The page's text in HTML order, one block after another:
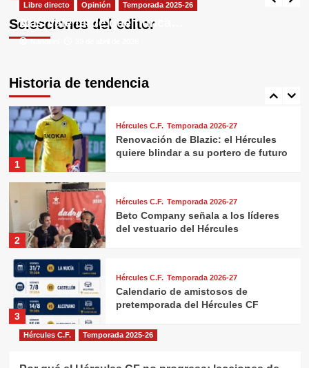
Selecciones del editor
Libre directo Opinión Temporada 2025-26
Más Vale tarde que nunca…
Nandinni
Libre directo Opinión Temporada 2025-26
A
Nandinni
Historia de tendencia
4
vistos por satélite
5
más activo en años
1
Hércules C.F. Temporada 2026-27
Renovación de Blazic: el Hércules
quiere blindar a su portero de futuro
2
Hércules C.F. Temporada 2026-27
Beto Company señala a los líderes
del vestuario del Hércules
3
Hércules C.F. Temporada 2026-27
Calendario de amistosos de
pretemporada del Hércules CF
Hércules C.F.
Hércules C.F. Temporada 2025-26